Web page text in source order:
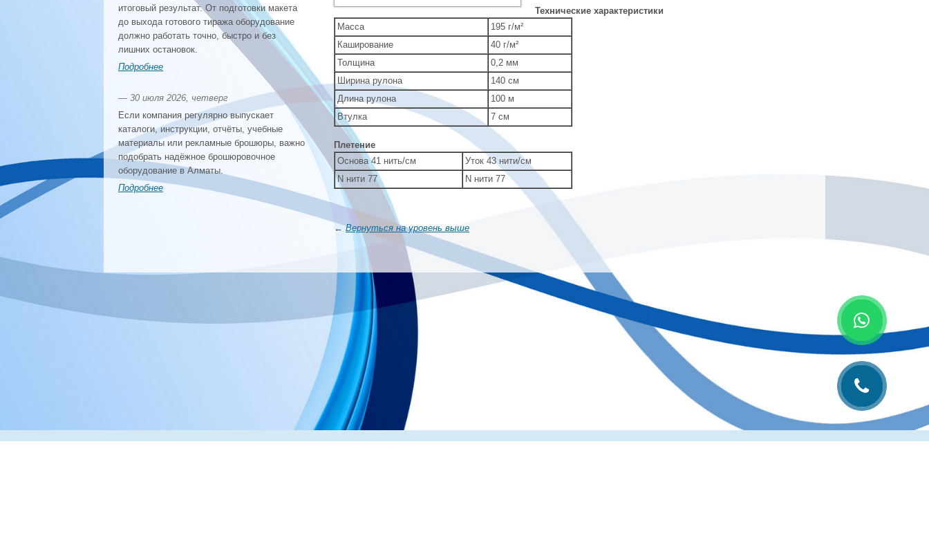
итоговый результат. От подготовки макета
до выхода готового тиража оборудование
должно работать точно, быстро и без
лишних остановок.
Подробнее
— 30 июля 2026, четверг
Если компания регулярно выпускает
каталоги, инструкции, отчёты, учебные
материалы или рекламные брошюры, важно
подобрать надёжное брошюровочное
оборудование в Алматы.
Подробнее
Технические характеристики
Масса
195 г/м²
Каширование
40 г/м²
Толщина
0,2 мм
Ширина рулона
140 см
Длина рулона
100 м
Втулка
7 см
Плетение
Основа 41 нить/см
Уток 43 нити/см
N нити 77
N нити 77
←Вернуться на уровень выше